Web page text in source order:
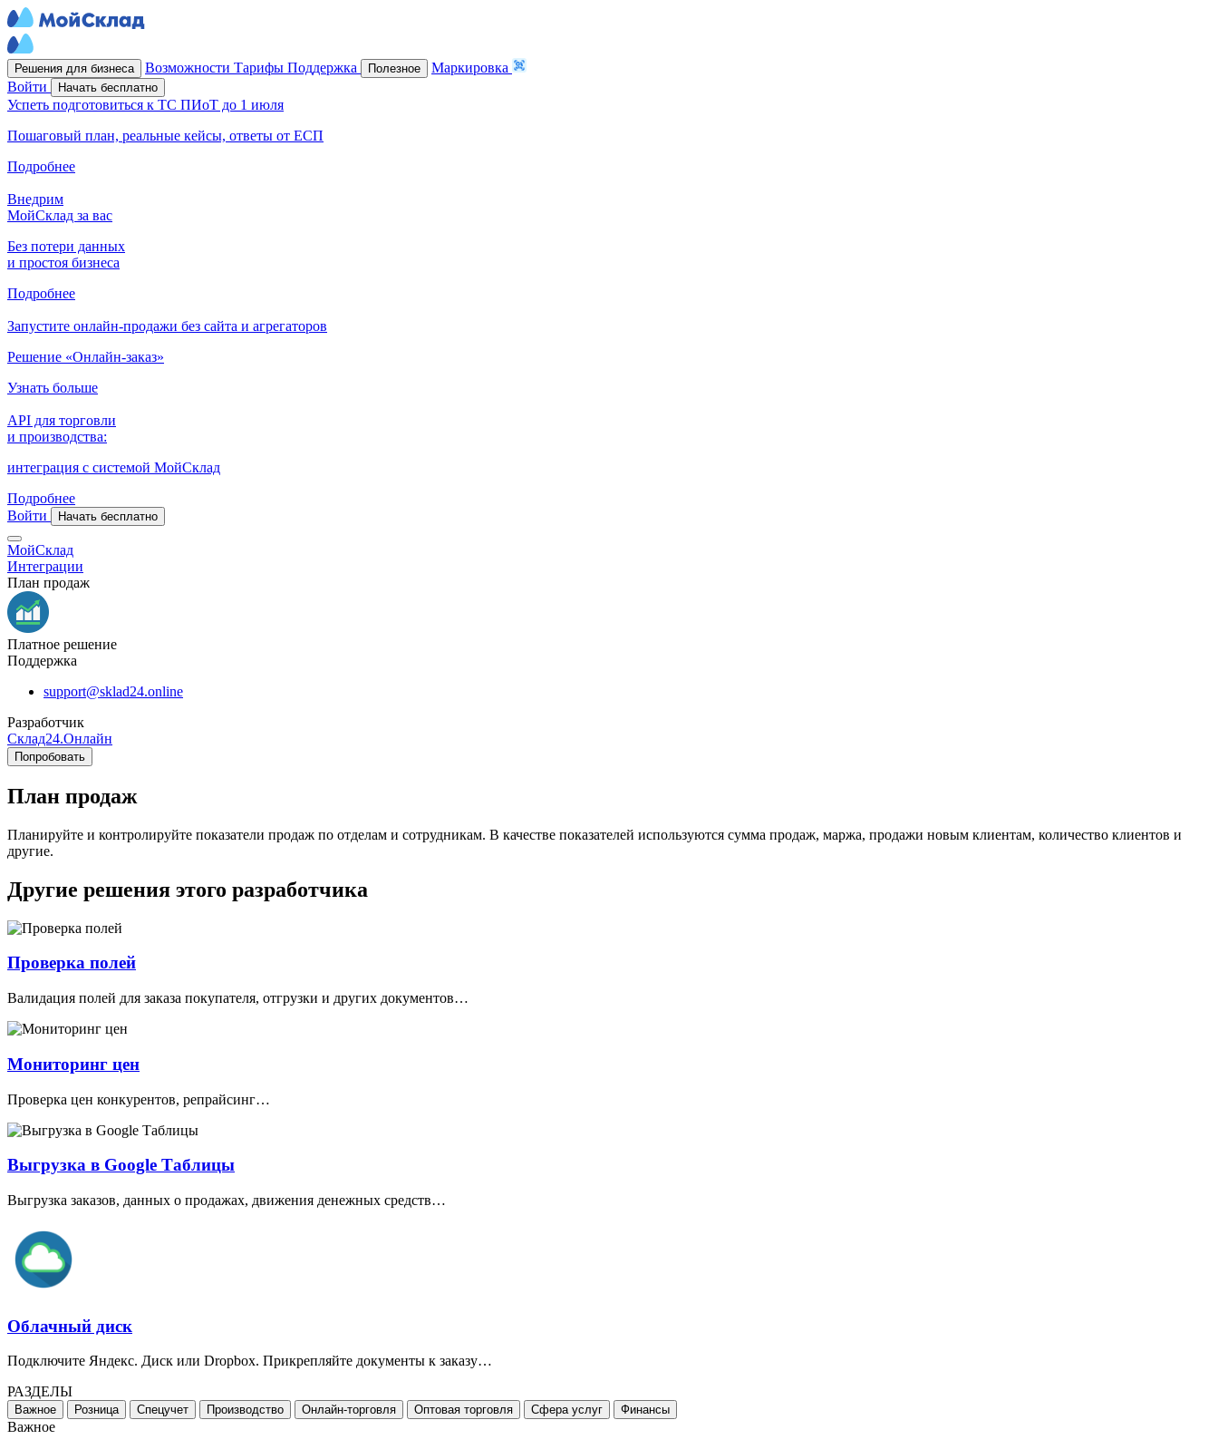
Решения для бизнеса Возможности Тарифы Поддержка Полезное
Маркировка
Войти
Начать бесплатно
Успеть подготовиться к ТС ПИоТ до 1 июля
Пошаговый план, реальные кейсы, ответы от ЕСП
Подробнее
Внедрим
МойСклад за вас
Без потери данных
и простоя бизнеса
Подробнее
Запустите онлайн-продажи без сайта и агрегаторов
Решение «Онлайн-заказ»
Узнать больше
API для торговли
и производства:
интеграция с системой МойСклад
Подробнее
Войти
Начать бесплатно
МойСклад
Интеграции
План продаж
Платное решение
Поддержка
support@sklad24.online
Разработчик
Склад24.Онлайн
Попробовать
План продаж
Планируйте и контролируйте показатели продаж по отделам и сотрудникам. В качестве показателей используются сумма продаж, маржа, продажи новым клиентам, количество клиентов и
другие.
Другие решения этого разработчика
Проверка полей
Валидация полей для заказа покупателя, отгрузки и других документов…
Мониторинг цен
Проверка цен конкурентов, репрайсинг…
Выгрузка в Google Таблицы
Выгрузка заказов, данных о продажах, движения денежных средств…
Облачный диск
Подключите Яндекс. Диск или Dropbox. Прикрепляйте документы к заказу…
РАЗДЕЛЫ
Важное Розница Спецучет Производство Онлайн-торговля Оптовая торговля Сфера услуг Финансы
Важное